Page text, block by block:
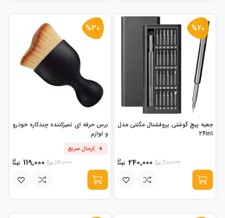
%20
جعبه پیچ گوشتی پروفشنال مگنتی مدل
24in1
300,000
240,000
%30
برس حرفه ای تمیزکننده چندکاره خودرو
و لوازم
ارسال سریع
170,000
119,000